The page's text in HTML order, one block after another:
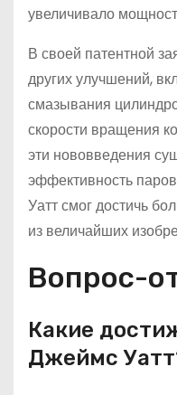
увеличивало
В своей патентной
других улучшений,
смазывания
скорости вращения
эти нововведения
эффективность
Уатт смог достичь
из величайших
Вопрос-
Какие
Джеймс